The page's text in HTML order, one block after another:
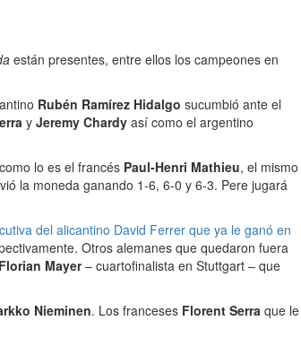
están presentes, entre ellos los campeones en
Rubén Ramírez Hidalgo sucumbió ante el
y Jeremy Chardy así como el argentino
lo es el francés Paul-Henri Mathieu, el mismo
la moneda ganando 1-6, 6-0 y 6-3. Pere jugará
del alicantino David Ferrer que ya le ganó en
Otros alemanes que quedaron fuera
Florian Mayer– cuartofinalista en Stuttgart – que
Nieminen. Los franceses Florent Serra que le